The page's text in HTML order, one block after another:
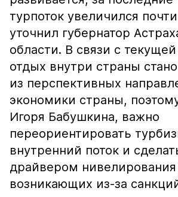
турпоток увеличился
уточнил губернатор
области. В связи с
отдых внутри страны
из перспективных
экономики страны,
Игоря Бабушкина, важно
переориентировать
внутренний поток и
драйвером нивелирования
возникающих из-за